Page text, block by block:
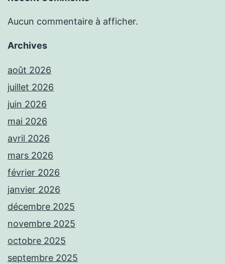
Aucun commentaire à afficher.
Archives
août 2026
juillet 2026
juin 2026
mai 2026
avril 2026
mars 2026
février 2026
janvier 2026
décembre 2025
novembre 2025
octobre 2025
septembre 2025